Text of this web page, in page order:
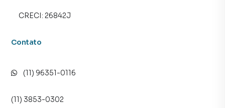
CRECI: 26842J
Contato
(11) 96351-0116
(11) 3853-0302